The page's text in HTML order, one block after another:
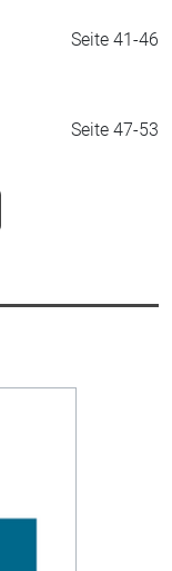
Seite 41-46
Seite 47-53